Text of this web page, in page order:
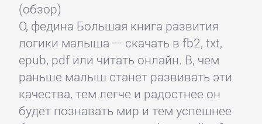
(обзор)
О, федина Большая книга развития
логики малыша — скачать в fb2, txt,
epub, pdf или читать онлайн. В, чем
раньше малыш станет развивать эти
качества, тем легче и радостнее он
будет познавать мир и тем успешнее